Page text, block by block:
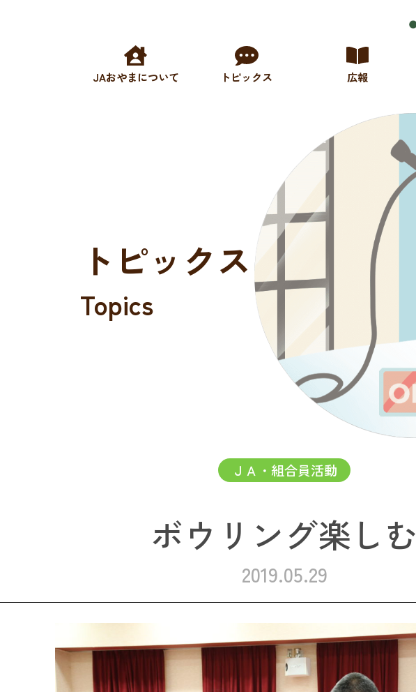
JAおやまについて トピックス 広報
トピックス
Topics
ＪＡ・組合員活動
ボウリング楽しむ
2019.05.29